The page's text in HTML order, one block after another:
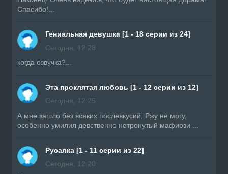
Спасибо!...
Гениальная девушка [1 - 18 серии из 24]
Сегодня, 12:28
когда озвучка?...
Эта проклятая любовь [1 - 12 серии из 12]
Сегодня, 12:25
А мне зашло без всяких послевкусий. Ржу не могу,
особенно умилил девственно нетронутый мафиози ...
Русалка [1 - 11 серии из 22]
Сегодня, 12:20